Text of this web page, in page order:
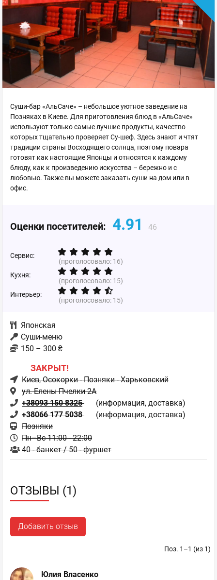
Суши-бар «АльСаче» – небольшое уютное заведение на
Позняках в Киеве. Для приготовления блюд в «АльСаче»
используют только самые лучшие продукты, качество
которых тщательно проверяет Су-шеф. Здесь знают и чтят
традиции страны Восходящего солнца, поэтому повара
готовят как настоящие Японцы и относятся к каждому
блюду, как к произведению искусства – бережно и с
любовью. Также вы можете заказать суши на дом или в
офис.
Оценки посетителей: 4.91 46
Сервис:
(проголосовало: 16)
Кухня:
(проголосовало: 15)
Интерьер:
(проголосовало: 15)
Японская
Суши-меню
150 – 300 ₴
ЗАКРЫТ!
Киев, Осокорки - Позняки - Харьковский
ул. Елены Пчелки 2А
+38093 150 8325
(информация, доставка)
+38066 177 5038
(информация, доставка)
Позняки
Пн–Вс 11:00 - 22:00
40 - банкет / 50 - фуршет
ОТЗЫВЫ (1)
Добавить отзыв
Поз. 1–1 (из 1)
Юлия Власенко